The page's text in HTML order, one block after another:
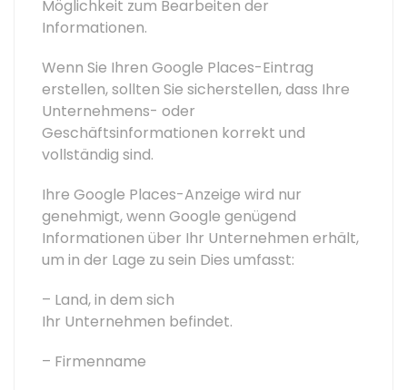
Möglichkeit zum Bearbeiten der
Informationen.
Wenn Sie Ihren Google Places-Eintrag
erstellen, sollten Sie sicherstellen, dass Ihre
Unternehmens- oder
Geschäftsinformationen korrekt und
vollständig sind.
Ihre Google Places-Anzeige wird nur
genehmigt, wenn Google genügend
Informationen über Ihr Unternehmen erhält,
um in der Lage zu sein Dies umfasst:
– Land, in dem sich
Ihr Unternehmen befindet.
– Firmenname